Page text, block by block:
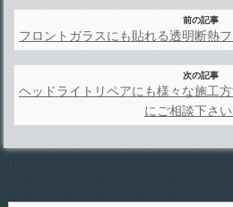
前の記事
フロントガラスにも貼れる透明断熱
次の記事
ヘッドライトリペアにも様々な施工
にご相談下さい